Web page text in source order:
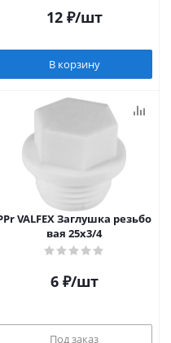
12₽/шт
В корзину
VALFEX Заглушка резьбо
вая 25х3/4
6₽/шт
Под заказ